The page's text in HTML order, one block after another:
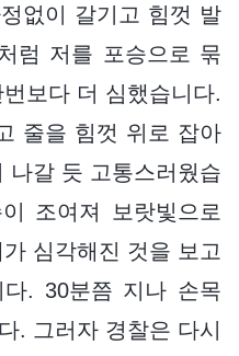
없이 갈기고 힘껏 발
럼 저를 포승으로 묶
보다 더 심했습니다.
줄을 힘껏 위로 잡아
나갈 듯 고통스러웠습
조여져 보랏빛으로
심각해진 것을 보고
다. 30분쯤 지나 손목
. 그러자 경찰은 다시